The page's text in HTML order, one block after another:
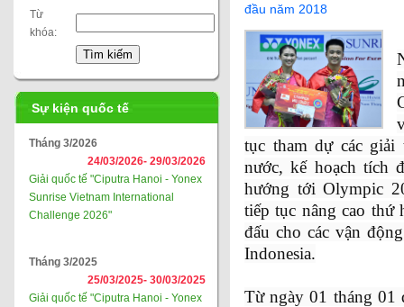
Từ
khóa:
Sự kiện quốc tế
Tháng 3/2026
24/03/2026- 29/03/2026
Giải quốc tế "Ciputra Hanoi - Yonex
Sunrise Vietnam International
Challenge 2026"
Tháng 3/2025
25/03/2025- 30/03/2025
Giải quốc tế "Ciputra Hanoi - Yonex
đầu năm 2018
tục tham dự các
nước, kế hoạch tích
hướng tới Olympic
tiếp tục nâng cao thứ
đấu cho các vận
Indonesia.
Từ ngày 01 tháng 01